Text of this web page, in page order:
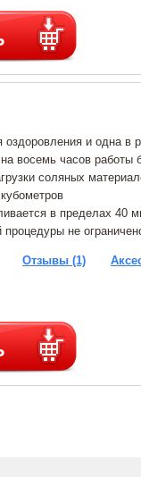
и одна в
восемь часов работы
соляных
в пределах 40
не
Отзывы (1)